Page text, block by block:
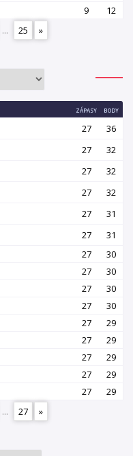
9
12
... 25 »
ZÁPASY BODY
27
36
27
32
27
32
27
32
27
31
27
31
27
30
27
30
27
30
27
30
27
29
27
29
27
29
27
29
27
29
... 27 »